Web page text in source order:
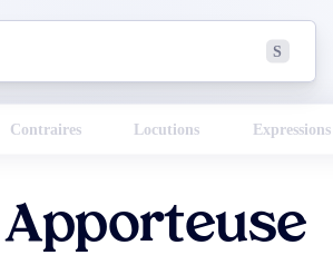
S
Contraires Locutions Expressions